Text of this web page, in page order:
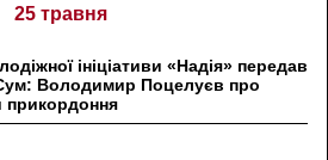
25 травня
ініціативи «Надія» передав
Володимир Поцелуєв про
прикордоння